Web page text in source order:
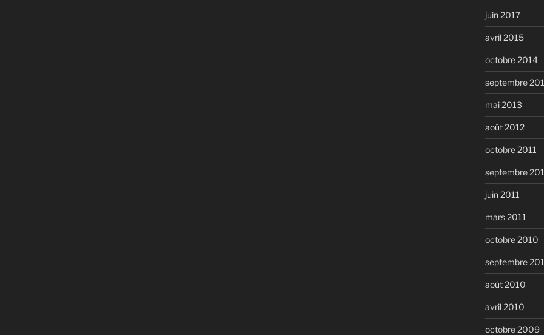
juin 2017
avril 2015
octobre 2014
septembre
mai 2013
août 2012
octobre 2011
septembre
juin 2011
mars 2011
octobre 2010
septembre
août 2010
avril 2010
octobre 2009